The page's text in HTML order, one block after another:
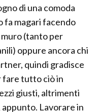
di una comoda
fa magari facendo
(tanto per
oppure ancora chi
quindi gradisce
fare tutto ciò in
giusti, altrimenti
Lavorare in